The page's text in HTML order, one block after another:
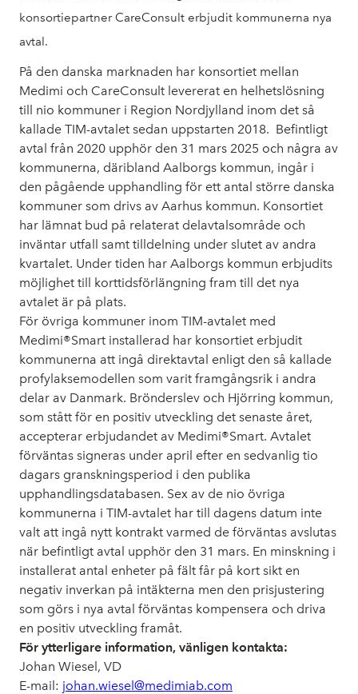
konsortiepartner CareConsult erbjudit kommunerna nya
avtal.
På den danska marknaden har konsortiet mellan
Medimi och CareConsult levererat en helhetslösning
till nio kommuner i Region Nordjylland inom det så
kallade TIM-avtalet sedan uppstarten 2018. Befintligt
avtal från 2020 upphör den 31 mars 2025 och några av
kommunerna, däribland Aalborgs kommun, ingår i
den pågående upphandling för ett antal större danska
kommuner som drivs av Aarhus kommun. Konsortiet
har lämnat bud på relaterat delavtalsområde och
inväntar utfall samt tilldelning under slutet av andra
kvartalet. Under tiden har Aalborgs kommun erbjudits
möjlighet till korttidsförlängning fram till det nya
avtalet är på plats.
För övriga kommuner inom TIM-avtalet med
Medimi®Smart installerad har konsortiet erbjudit
kommunerna att ingå direktavtal enligt den så kallade
profylaksemodellen som varit framgångsrik i andra
delar av Danmark. Brönderslev och Hjörring kommun,
som stått för en positiv utveckling det senaste året,
accepterar erbjudandet av Medimi®Smart. Avtalet
förväntas signeras under april efter en sedvanlig tio
dagars granskningsperiod i den publika
upphandlingsdatabasen. Sex av de nio övriga
kommunerna i TIM-avtalet har till dagens datum inte
valt att ingå nytt kontrakt varmed de förväntas avslutas
när befintligt avtal upphör den 31 mars. En minskning i
installerat antal enheter på fält får på kort sikt en
negativ inverkan på intäkterna men den prisjustering
som görs i nya avtal förväntas kompensera och driva
en positiv utveckling framåt.
För ytterligare information, vänligen kontakta:
Johan Wiesel, VD
E-mail: johan.wiesel@medimiab.com